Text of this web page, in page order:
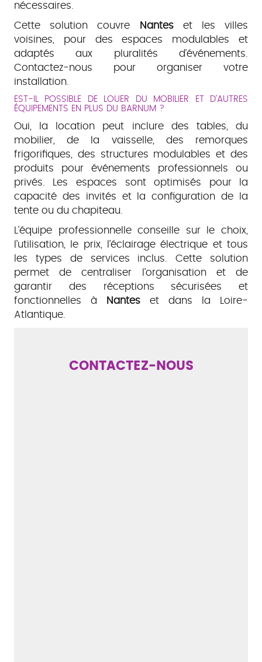
nécessaires.
Cette solution couvre
Nanteset les villes
voisines, pour des espaces modulables et
adaptés aux pluralités d’événements.
Contactez-nous pour organiser votre
installation.
EST-IL POSSIBLE DE LOUER DU MOBILIER ET D’AUTRES
ÉQUIPEMENTS EN PLUS DU BARNUM ?
Oui, la location peut inclure des tables, du
mobilier, de la vaisselle, des remorques
frigorifiques, des structures modulables et des
produits pour événements professionnels ou
privés. Les espaces sont optimisés pour la
capacité des invités et la configuration de la
tente ou du chapiteau.
L’équipe professionnelle conseille sur le choix,
l’utilisation, le prix, l’éclairage électrique et tous
les types de services inclus. Cette solution
permet de centraliser l’organisation et de
garantir des réceptions sécurisées et
fonctionnelles à
Nanteset dans la Loire-
Atlantique.
CONTACTEZ-NOUS